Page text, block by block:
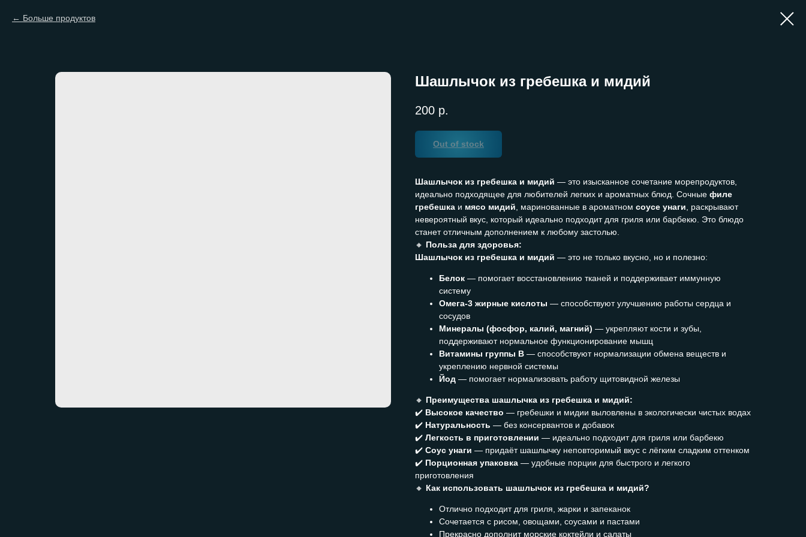
Больше продуктов
Шашлычок из гребешка и мидий
200 р.
Out of stock
Шашлычок из гребешка и мидий — это изысканное сочетание морепродуктов,
идеально подходящее для любителей легких и ароматных блюд. Сочные филе
гребешка и мясо мидий, маринованные в ароматном соусе унаги, раскрывают
невероятный вкус, который идеально подходит для гриля или барбекю. Это блюдо
станет отличным дополнением к любому застолью.
🔸 Польза для здоровья:
Шашлычок из гребешка и мидий — это не только вкусно, но и полезно:
Белок — помогает восстановлению тканей и поддерживает иммунную
систему
Омега-3 жирные кислоты — способствуют улучшению работы сердца и
сосудов
Минералы (фосфор, калий, магний) — укрепляют кости и зубы,
поддерживают нормальное функционирование мышц
Витамины группы B — способствуют нормализации обмена веществ и
укреплению нервной системы
Йод — помогает нормализовать работу щитовидной железы
🔸 Преимущества шашлычка из гребешка и мидий:
✔️ Высокое качество — гребешки и мидии выловлены в экологически чистых водах
✔️ Натуральность — без консервантов и добавок
✔️ Легкость в приготовлении — идеально подходит для гриля или барбекю
✔️ Соус унаги — придаёт шашлычку неповторимый вкус с лёгким сладким оттенком
✔️ Порционная упаковка — удобные порции для быстрого и легкого
приготовления
🔸 Как использовать шашлычок из гребешка и мидий?
Отлично подходит для гриля, жарки и запеканок
Сочетается с рисом, овощами, соусами и пастами
Прекрасно дополнит морские коктейли и салаты